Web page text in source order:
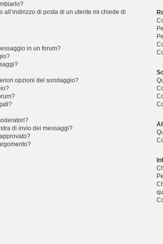
all’indirizzo di posta di un utente mi chiede di
in un forum?
opzioni del sondaggio?
di invio dei messaggi?